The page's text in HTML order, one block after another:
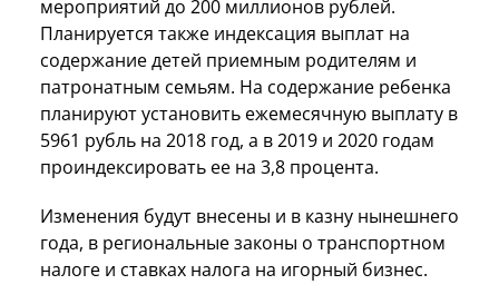
мероприятий до 200 миллионов рублей.
Планируется также индексация выплат на
содержание детей приемным родителям и
патронатным семьям. На содержание ребенка
планируют установить ежемесячную выплату в
5961 рубль на 2018 год, а в 2019 и 2020 годам
проиндексировать ее на 3,8 процента.
Изменения будут внесены и в казну нынешнего
года, в региональные законы о транспортном
налоге и ставках налога на игорный бизнес.